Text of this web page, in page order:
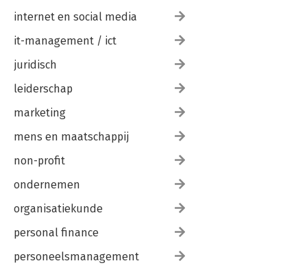
internet en social media
it-management / ict
juridisch
leiderschap
marketing
mens en maatschappij
non-profit
ondernemen
organisatiekunde
personal finance
personeelsmanagement